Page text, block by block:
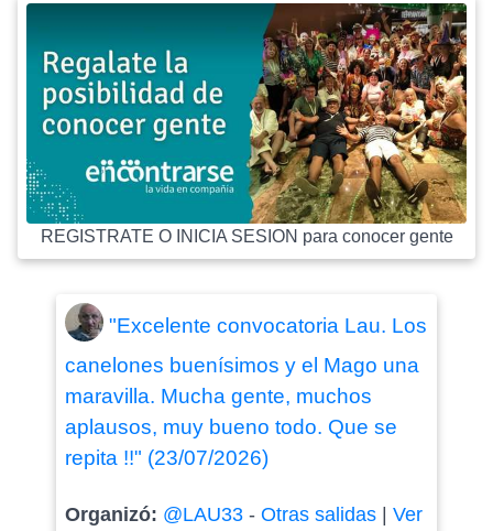
REGISTRATE O INICIA SESION para conocer gente
"Excelente convocatoria Lau. Los
canelones buenísimos y el Mago una
maravilla. Mucha gente, muchos
aplausos, muy bueno todo. Que se
repita !!" (23/07/2026)
Organizó: @LAU33- Otras salidas| Ver